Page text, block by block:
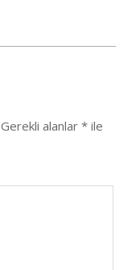
Gerekli alanlar * ile